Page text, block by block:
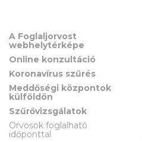
A Foglaljorvost
webhelytérképe
Online konzultáció
Koronavírus szűrés
Meddőségi központok
külföldön
Szűrővizsgálatok
Orvosok foglalható
időponttal